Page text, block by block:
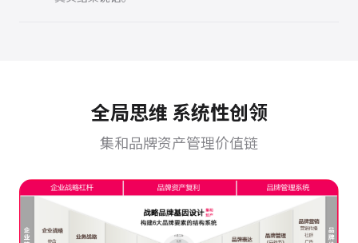
全局思维 系统性创领
集和品牌资产管理价值链